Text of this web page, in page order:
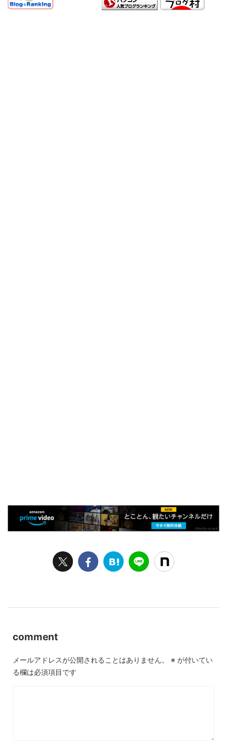
comment
メールアドレスが公開されることはありません。 ※ が付いてい
る欄は必須項目です